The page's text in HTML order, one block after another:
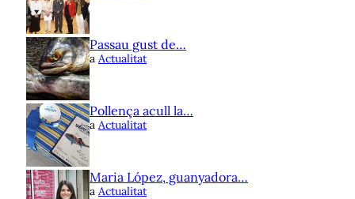
Passau gust de…
a Actualitat
Pollença acull la…
a Actualitat
Maria López, guanyadora…
a Actualitat